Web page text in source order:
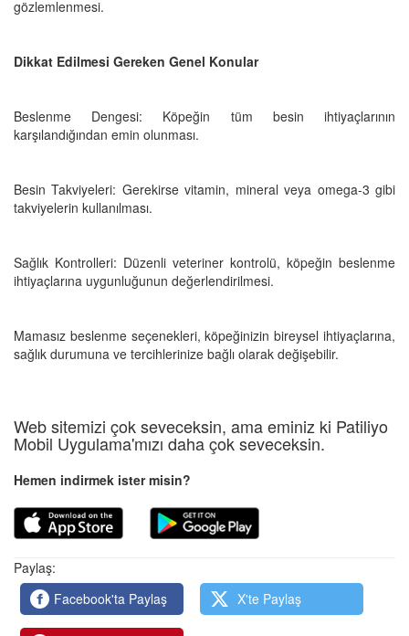
gözlemlenmesi.
Dikkat Edilmesi Gereken Genel Konular
Beslenme Dengesi: Köpeğin tüm besin ihtiyaçlarının
karşılandığından emin olunması.
Besin Takviyeleri: Gerekirse vitamin, mineral veya omega-3 gibi
takviyelerin kullanılması.
Sağlık Kontrolleri: Düzenli veteriner kontrolü, köpeğin beslenme
ihtiyaçlarına uygunluğunun değerlendirilmesi.
Mamasız beslenme seçenekleri, köpeğinizin bireysel ihtiyaçlarına,
sağlık durumuna ve tercihlerinize bağlı olarak değişebilir.
Web sitemizi çok seveceksin, ama eminiz ki Patiliyo
Mobil Uygulama'mızı daha çok seveceksin.
Hemen indirmek ister misin?
Paylaş:
Facebook'ta Paylaş
X'te Paylaş